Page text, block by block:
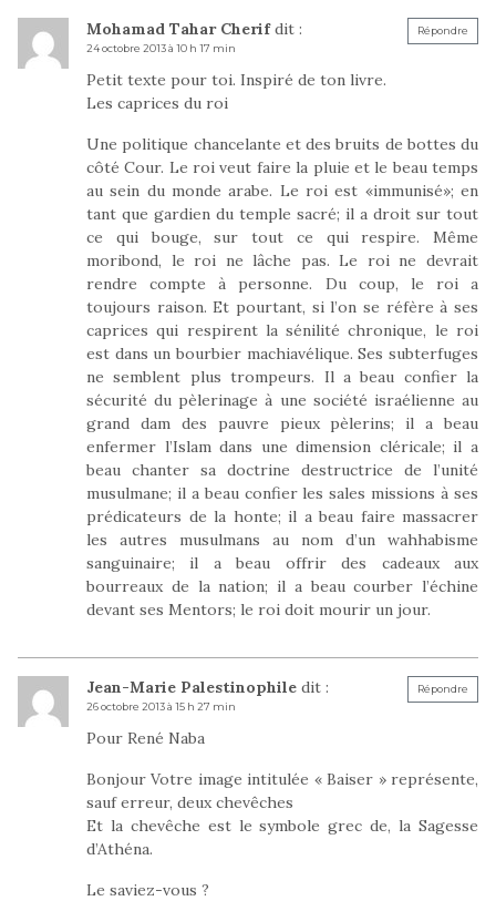
Mohamad Tahar Cherif dit :
24 octobre 2013 à 10 h 17 min
Petit texte pour toi. Inspiré de ton livre.
Les caprices du roi
Une politique chancelante et des bruits de bottes du
côté Cour. Le roi veut faire la pluie et le beau temps
au sein du monde arabe. Le roi est «immunisé»; en
tant que gardien du temple sacré; il a droit sur tout
ce qui bouge, sur tout ce qui respire. Même
moribond, le roi ne lâche pas. Le roi ne devrait
rendre compte à personne. Du coup, le roi a
toujours raison. Et pourtant, si l’on se réfère à ses
caprices qui respirent la sénilité chronique, le roi
est dans un bourbier machiavélique. Ses subterfuges
ne semblent plus trompeurs. Il a beau confier la
sécurité du pèlerinage à une société israélienne au
grand dam des pauvre pieux pèlerins; il a beau
enfermer l’Islam dans une dimension cléricale; il a
beau chanter sa doctrine destructrice de l’unité
musulmane; il a beau confier les sales missions à ses
prédicateurs de la honte; il a beau faire massacrer
les autres musulmans au nom d’un wahhabisme
sanguinaire; il a beau offrir des cadeaux aux
bourreaux de la nation; il a beau courber l’échine
devant ses Mentors; le roi doit mourir un jour.
Répondre
Jean-Marie Palestinophile dit :
26 octobre 2013 à 15 h 27 min
Pour René Naba
Bonjour Votre image intitulée « Baiser » représente,
sauf erreur, deux chevêches
Et la chevêche est le symbole grec de, la Sagesse
d’Athéna.
Le saviez-vous ?
Répondre